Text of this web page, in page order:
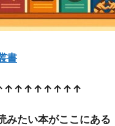
書
みたい本がここにある